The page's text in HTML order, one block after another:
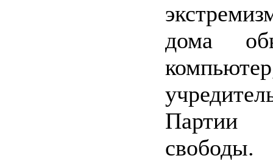
дома
свободы.